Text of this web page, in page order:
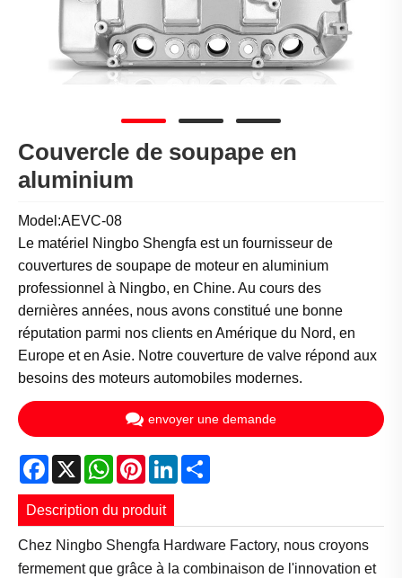
Couvercle de soupape en
aluminium
Model:AEVC-08
Le matériel Ningbo Shengfa est un fournisseur de
couvertures de soupape de moteur en aluminium
professionnel à Ningbo, en Chine. Au cours des
dernières années, nous avons constitué une bonne
réputation parmi nos clients en Amérique du Nord, en
Europe et en Asie. Notre couverture de valve répond aux
besoins des moteurs automobiles modernes.
envoyer une demande
Facebook
X WhatsApp
PinterestLinkedIn
Description du produit
Chez Ningbo Shengfa Hardware Factory, nous croyons
fermement que grâce à la combinaison de l'innovation et